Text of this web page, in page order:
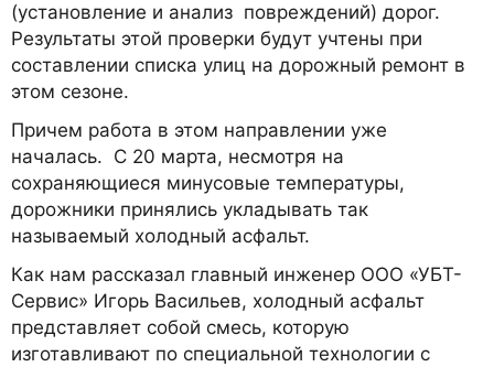
(установление и анализ повреждений) дорог.
Результаты этой проверки будут учтены при
составлении списка улиц на дорожный ремонт в
этом сезоне.
Причем работа в этом направлении уже
началась. С 20 марта, несмотря на
сохраняющиеся минусовые температуры,
дорожники принялись укладывать так
называемый холодный асфальт.
Как нам рассказал главный инженер ООО «УБТ-
Сервис» Игорь Васильев, холодный асфальт
представляет собой смесь, которую
изготавливают по специальной технологии с